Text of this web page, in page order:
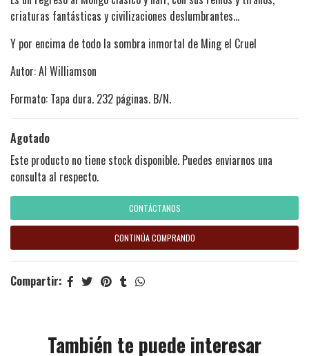
criaturas fantásticas y civilizaciones deslumbrantes…
Y por encima de todo la sombra inmortal de Ming el Cruel
Autor: Al Williamson
Formato: Tapa dura. 232 páginas. B/N.
Agotado
Este producto no tiene stock disponible. Puedes enviarnos una
consulta al respecto.
CONTÁCTANOS
CONTINÚA COMPRANDO
Compartir:
También te puede interesar